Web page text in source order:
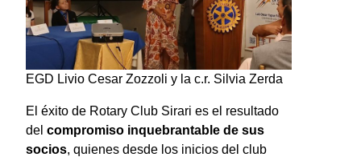
EGD Livio Cesar Zozzoli y la c.r. Silvia Zerda
El éxito de Rotary Club Sirari es el resultado
del compromiso inquebrantable de sus
socios, quienes desde los inicios del club